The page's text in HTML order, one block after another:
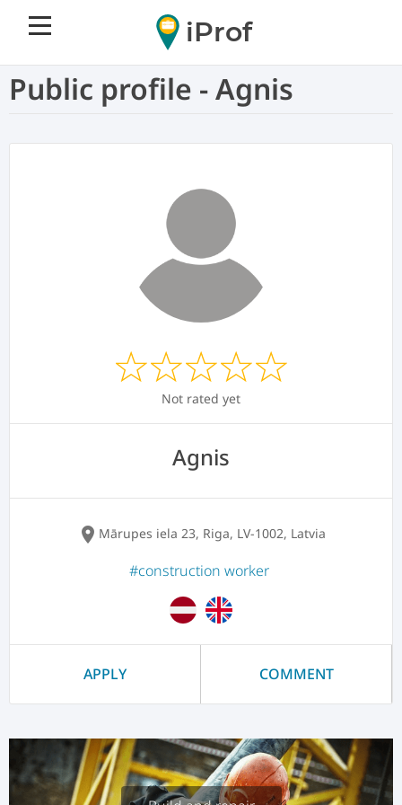
iProf
Public profile - Agnis
Not rated yet
Agnis
location_on Mārupes iela 23, Riga, LV-1002, Latvia
#construction worker
APPLY COMMENT